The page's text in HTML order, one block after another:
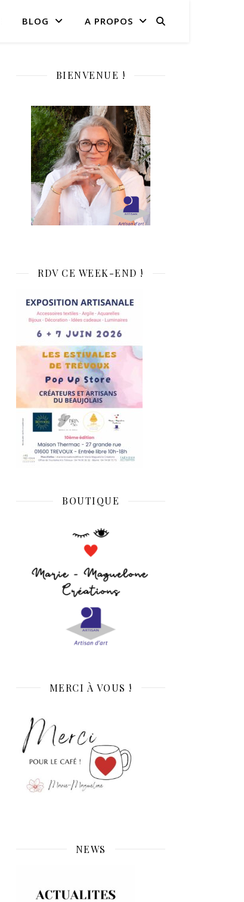
BLOG A PROPOS
BIENVENUE !
RDV CE WEEK-END !
BOUTIQUE
MERCI À VOUS !
NEWS